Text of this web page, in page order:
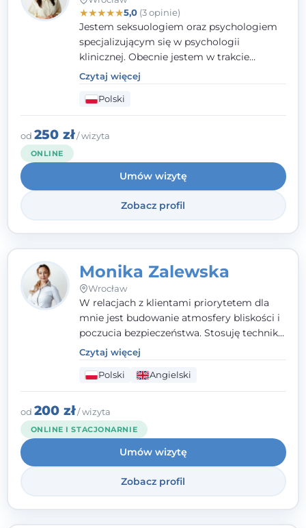
★★★★★5,0(3 opinie)
Jestem seksuologiem oraz psychologiem
specjalizującym się w psychologii
klinicznej. Obecnie jestem w trakcie
szkolenia na psychoterapeutę
systemowego. Posiadam status członka
nadzwyczajnego Wielkopolskiego
Towarzystwa Terapii Systemowej oraz
należę do Polskiego Towarzystwa
pierwszym miejscu stawiam budowanie
atmosfery bezpieczeństwa i zrozumienia w
relacjach z Klientami. Istotna dla nie jest
również koncentracja na dostępnych
zasobach.
Czytaj więcej
Polski
od 250 zł/ wizyta
ONLINE
Umów wizytę
Zobacz profil
Monika Zalewska
Wrocław
W relacjach z klientami priorytetem dla
mnie jest budowanie atmosfery bliskości i
poczucia bezpieczeństwa. Stosuję techniki
poznawczo-behawioralne oraz metody,
które koncentrują się na rozwiązaniach
(TSR). Te polegają na osiąganiu
zamierzonych celów (doprowadzeniu do
rozwiązania trudnych sytuacji) poprzez
identyfikowanie i wzmacnianie zasobów
oraz mocnych stron klienta. W swojej
pracy korzystam także z metod dialogu
motywacyjnego i treningu uważności.
Czytaj więcej
Polski Angielski
od 200 zł/ wizyta
ONLINE I STACJONARNIE
Umów wizytę
Zobacz profil